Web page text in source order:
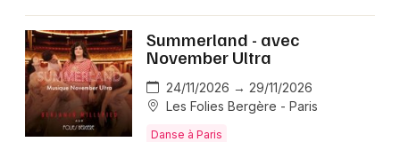
Summerland - avec
November Ultra
24/11/2026 → 29/11/2026
Les Folies Bergère - Paris
Danse à Paris